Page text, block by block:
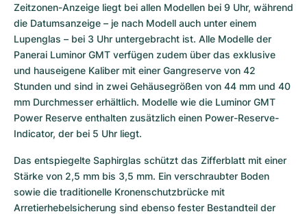
Zeitzonen-Anzeige liegt bei allen Modellen bei 9 Uhr, während
die Datumsanzeige – je nach Modell auch unter einem
Lupenglas – bei 3 Uhr untergebracht ist. Alle Modelle der
Panerai Luminor GMT verfügen zudem über das exklusive
und hauseigene Kaliber mit einer Gangreserve von 42
Stunden und sind in zwei Gehäusegrößen von 44 mm und 40
mm Durchmesser erhältlich. Modelle wie die Luminor GMT
Power Reserve enthalten zusätzlich einen Power-Reserve-
Indicator, der bei 5 Uhr liegt.
Das entspiegelte Saphirglas schützt das Zifferblatt mit einer
Stärke von 2,5 mm bis 3,5 mm. Ein verschraubter Boden
sowie die traditionelle Kronenschutzbrücke mit
Arretierhebelsicherung sind ebenso fester Bestandteil der